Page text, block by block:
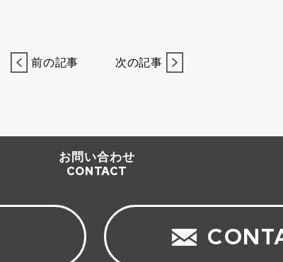
前の記事 次の記事
お問い合わせ
CONTACT